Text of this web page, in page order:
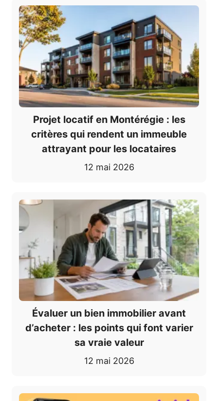
Projet locatif en Montérégie : les
critères qui rendent un immeuble
attrayant pour les locataires
12 mai 2026
Évaluer un bien immobilier avant
d’acheter : les points qui font varier
sa vraie valeur
12 mai 2026